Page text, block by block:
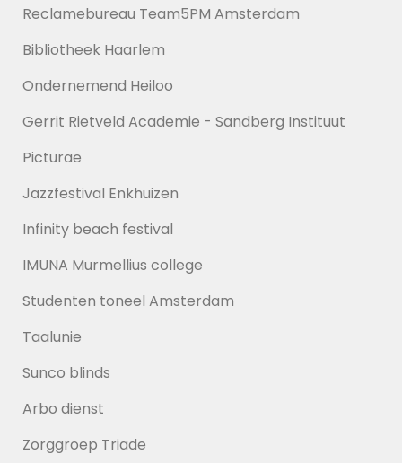
Reclamebureau Team5PM Amsterdam
Bibliotheek Haarlem
Ondernemend Heiloo
Gerrit Rietveld Academie - Sandberg Instituut
Picturae
Jazzfestival Enkhuizen
Infinity beach festival
IMUNA Murmellius college
Studenten toneel Amsterdam
Taalunie
Sunco blinds
Arbo dienst
Zorggroep Triade